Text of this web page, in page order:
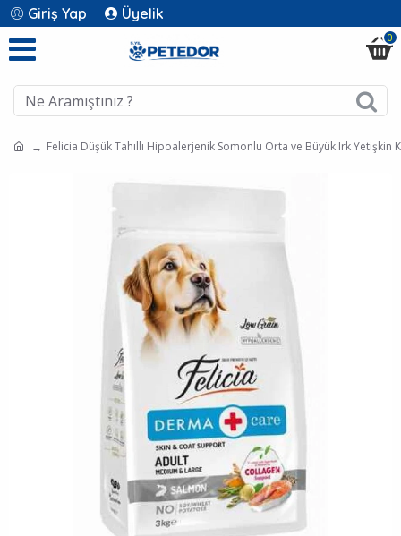
Giriş Yap Üyelik
0
Felicia Düşük Tahıllı Hipoalerjenik Somonlu Orta ve Büyük Irk Yetişkin